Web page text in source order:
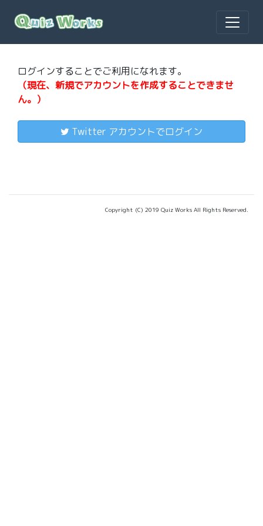
ログインすることでご利用になれます。
（現在、新規でアカウントを作成することできませ
ん。）
Twitter アカウントでログイン
Copyright (C) 2019 Quiz Works All Rights Reserved.